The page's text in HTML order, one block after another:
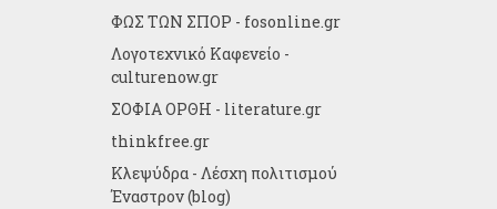
ΦΩΣ ΤΩΝ ΣΠΟΡ - fosonline.gr
Λογοτεχνικό Καφενείο -
culturenow.gr
ΣΟΦΙΑ ΟΡΘΗ - literature.gr
thinkfree.gr
Κλεψύδρα - Λέσχη πολιτισμού
Έναστρον (blog)